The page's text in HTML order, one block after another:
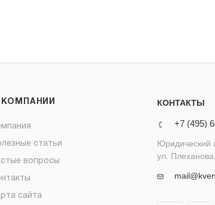
статьи
вопросы
сайта
КОНТАКТЫ
+7 (495)
Юридический
ул.